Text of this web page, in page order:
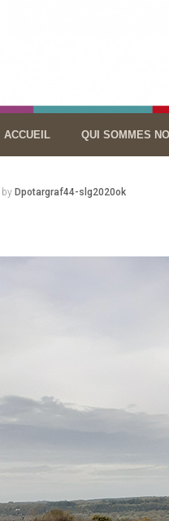
ACCUEIL QUI SOMMES
by Dpotargraf44-slg2020ok